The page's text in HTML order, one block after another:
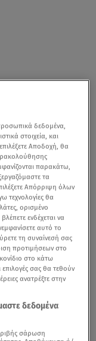
δεδομένα,
στοιχεία, και
Αποδοχή, θα
παρακάτω,
τα
Απόρριψη όλων
τεχνολογίες θα
ορισμένο
ενδέχεται να
αυτό το
τη συναίνεσή σας
προτιμήσεων στο
στο κάτω
σας θα τεθούν
ανατρέξτε στην
δεδομένα
σάρωση